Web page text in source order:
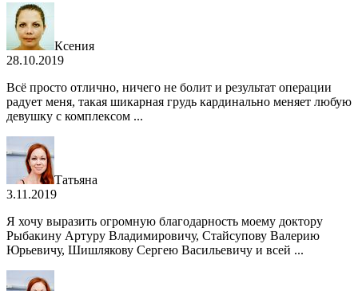
Ксения
28.10.2019
Всё просто отлично, ничего не болит и результат операции
радует меня, такая шикарная грудь кардинально меняет любую
девушку с комплексом ...
Татьяна
3.11.2019
Я хочу выразить огромную благодарность моему доктору
Рыбакину Артуру Владимировичу, Стайсупову Валерию
Юрьевичу, Шишлякову Сергею Васильевичу и всей ...